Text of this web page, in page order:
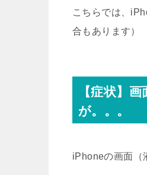
こちらでは、
合もあります）
【症状】
が。。。
iPhoneの画面（